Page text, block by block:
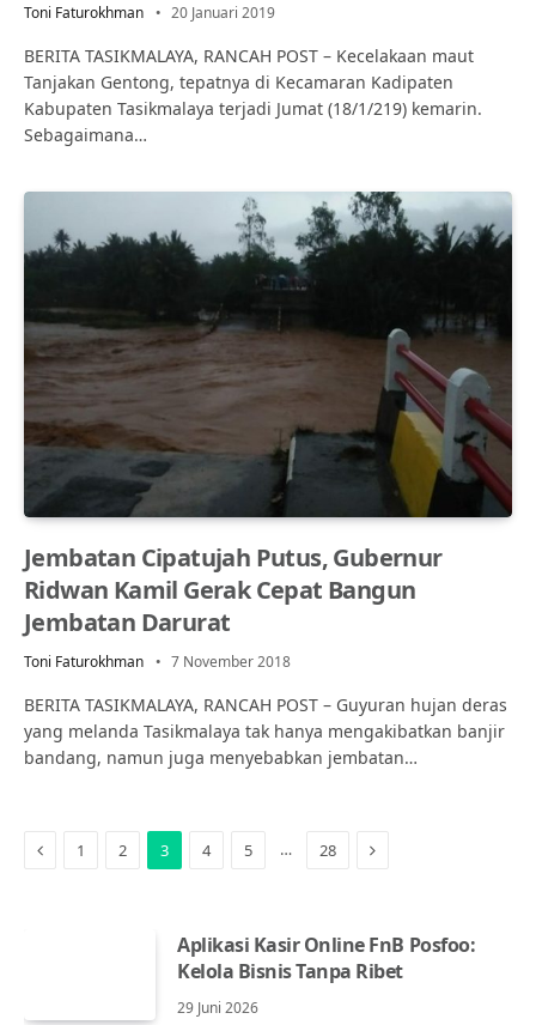
Toni Faturokhman 20 Januari 2019
BERITA TASIKMALAYA, RANCAH POST – Kecelakaan maut
Tanjakan Gentong, tepatnya di Kecamaran Kadipaten
Kabupaten Tasikmalaya terjadi Jumat (18/1/219) kemarin.
Sebagaimana…
Jembatan Cipatujah Putus, Gubernur
Ridwan Kamil Gerak Cepat Bangun
Jembatan Darurat
Toni Faturokhman 7 November 2018
BERITA TASIKMALAYA, RANCAH POST – Guyuran hujan deras
yang melanda Tasikmalaya tak hanya mengakibatkan banjir
bandang, namun juga menyebabkan jembatan…
Previous
1 2 3 4 5 … 28 Next
Aplikasi Kasir Online FnB Posfoo:
Kelola Bisnis Tanpa Ribet
29 Juni 2026